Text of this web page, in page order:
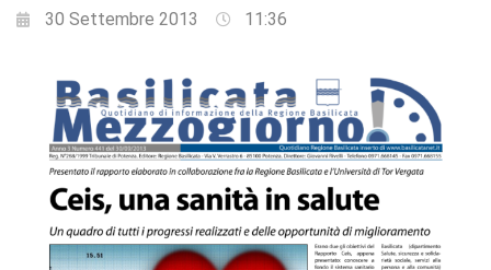
30 Settembre 2013 11:36